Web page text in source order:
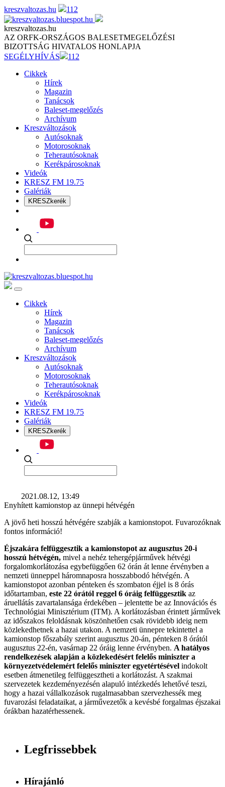
Skip
to
content
kreszvaltozas.hu 112
kreszvaltozas.hu
AZ ORFK-ORSZÁGOS BALESETMEGELŐZÉSI
BIZOTTSÁG HIVATALOS HONLAPJA
SEGÉLYHÍVÁS
112
Cikkek
Hírek
Magazin
Tanácsok
Baleset-megelőzés
Archívum
Kreszváltozások
Autósoknak
Motorosoknak
Teherautósoknak
Kerékpárosoknak
Videók
KRESZ FM 19.75
Galériák
KRESZkerék
Cikkek
Hírek
Magazin
Tanácsok
Baleset-megelőzés
Archívum
Kreszváltozások
Autósoknak
Motorosoknak
Teherautósoknak
Kerékpárosoknak
Videók
KRESZ FM 19.75
Galériák
KRESZkerék
2021.08.12, 13:49
Enyhített kamionstop az ünnepi hétvégén
A jövő heti hosszú hétvégére szabják a kamionstopot. Fuvarozóknak
fontos információ!
Éjszakára felfüggesztik a kamionstopot az augusztus 20-i
hosszú hétvégén, mivel a nehéz tehergépjárművek hétvégi
forgalomkorlátozása egybefüggően 62 órán át lenne érvényben a
nemzeti ünneppel háromnaposra hosszabbodó hétvégén. A
kamionstopot azonban pénteken és szombaton éjjel is 8 órás
időtartamban, este 22 órától reggel 6 óráig felfüggesztik az
áruellátás zavartalansága érdekében – jelentette be az Innovációs és
Technológiai Minisztérium (ITM). A korlátozásban érintett járművek
az időszakos feloldásnak köszönhetően csak rövidebb ideig nem
közlekedhetnek a hazai utakon. A nemzeti ünnepre tekintettel a
kamionstop főszabály szerint augusztus 20-án, pénteken 8 órától
augusztus 22-én, vasárnap 22 óráig lenne érvényben. A hatályos
rendelkezések alapján a közlekedésért felelős miniszter a
környezetvédelemért felelős miniszter egyetértésével indokolt
esetben átmenetileg felfüggesztheti a korlátozást. A szakmai
szervezetek kezdeményezésén alapuló intézkedés lehetővé teszi,
hogy a hazai vállalkozások rugalmasabban szervezhessék meg
fuvarozási feladataikat, a járművezetők a kevésbé forgalmas éjszakai
órákban hazatérhessenek.
Legfrissebbek
Hírajánló